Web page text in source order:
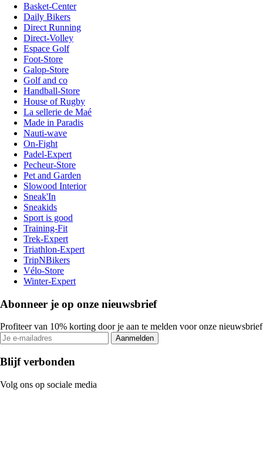
Basket-Center
Daily Bikers
Direct Running
Direct-Volley
Espace Golf
Foot-Store
Galop-Store
Golf and co
Handball-Store
House of Rugby
La sellerie de Maé
Made in Paradis
Nauti-wave
On-Fight
Padel-Expert
Pecheur-Store
Pet and Garden
Slowood Interior
Sneak'In
Sneakids
Sport is good
Training-Fit
Trek-Expert
Triathlon-Expert
TripNBikers
Vélo-Store
Winter-Expert
Abonneer je op onze nieuwsbrief
Profiteer van 10% korting door je aan te melden voor onze nieuwsbrief
Aanmelden
Blijf verbonden
Volg ons op sociale media